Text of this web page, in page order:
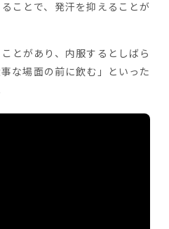
ことで、発汗を抑えることが
とがあり、内服するとしばら
な場面の前に飲む」といった